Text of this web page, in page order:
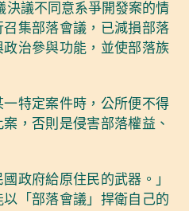
決議不同意系爭開發案的情
集部落會議，已減損部落
治參與功能，並使部落族
特定案件時，公所便不得
，否則是侵害部落權益、
政府給原住民的武器。」
「部落會議」捍衛自己的